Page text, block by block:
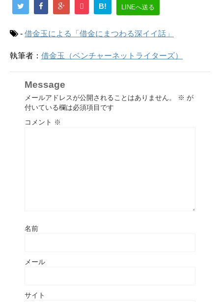
B! LINEへ送る
- 借金玉による「借金にまつわる深イイ話」
執筆者： 借金玉（ベンチャーネットライターズ）
Message
メールアドレスが公開されることはありません。 ※ が
付いている欄は必須項目です
コメント ※
名前
メール
サイト